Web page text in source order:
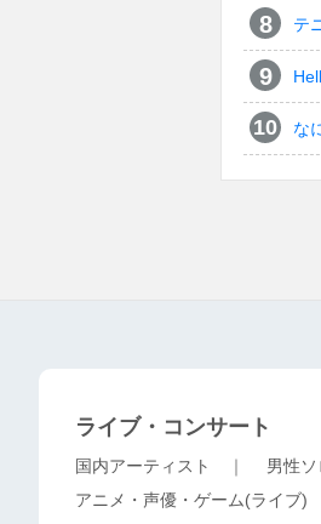
テ
な
ライブ・コンサート
国内アーティスト ｜ 男性ソ
アニメ・声優・ゲーム(ライブ)